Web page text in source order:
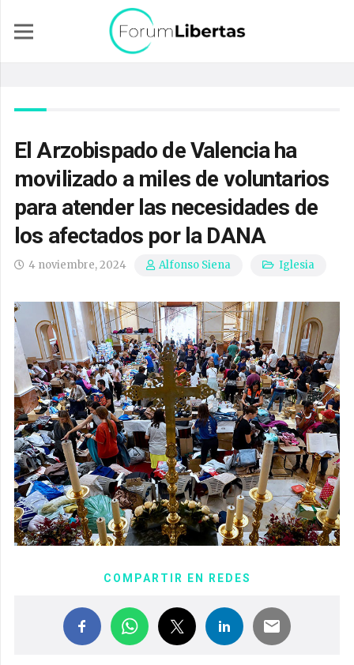
El Arzobispado de Valencia ha
movilizado a miles de voluntarios
para atender las necesidades de
los afectados por la DANA
4 noviembre, 2024 Alfonso Siena Iglesia
COMPARTIR EN REDES